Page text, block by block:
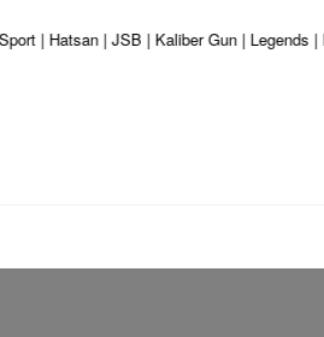
| JSB | Kaliber Gun | Legends |